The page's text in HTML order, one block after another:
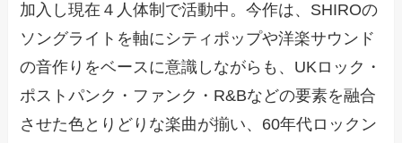
加入し現在４人体制で活動中。今作は、SHIROの
ソングライトを軸にシティポップや洋楽サウンド
の音作りをベースに意識しながらも、UKロック・
ポストパンク・ファンク・R&Bなどの要素を融合
させた色とりどりな楽曲が揃い、60年代ロックン